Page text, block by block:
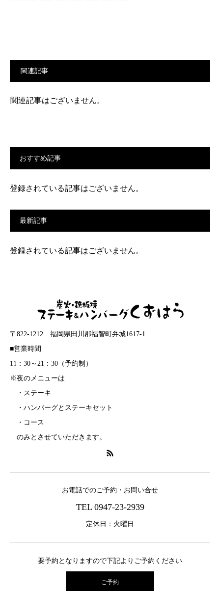
関連記事
関連記事はございません。
おすすめ記事
登録されている記事はございません。
最新記事
登録されている記事はございません。
〒822-1212 福岡県田川郡福智町弁城1617-1
■営業時間
11：30～21：30（予約制）
※夜のメニューは
・ステーキ
・ハンバーグとステーキセット
・コース
のみとさせていただきます。
お電話でのご予約・お問い合せ
TEL 0947-23-2939
定休日：火曜日
要予約となりますので下記よりご予約ください
ご予約